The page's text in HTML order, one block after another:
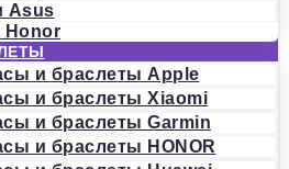
Asus
Honor
и браслеты Apple
и браслеты Xiaomi
и браслеты Garmin
и браслеты HONOR